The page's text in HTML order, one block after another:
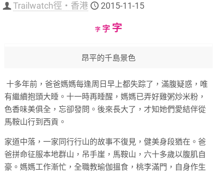
Trailwatch徑‧香港 2015-11-15
字Decrease
size.
字Reset
size.
字Increase
size.
昂平的千島景色
十多年前，爸爸媽媽每逢周日早上都失踪了，滿腹疑惑，唯
有繼續抱頭大睡。十一時再睡醒，媽媽已弄好雞粥炒米粉，
色香味美俱全，忘卻發問。後來長大了，才知她們愛結伴從
馬鞍山行到西貢。
家道中落，一家同行行山的故事不復見，健美身段猶在。爸
爸拼命征服本地群山，吊手崖，馬鞍山，六十多歲以腹肌自
豪。媽媽工作漸忙，全職教瑜伽搵食，桃李滿門，自身作生